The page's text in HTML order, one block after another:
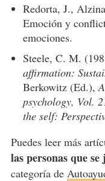
Redorta, J.,
Emoción y
emociones.
Steele, C. M.
affirmation:
Berkowitz (Ed.),
psychology, Vol.
the self:
Puedes leer más
las personas que
categoría de